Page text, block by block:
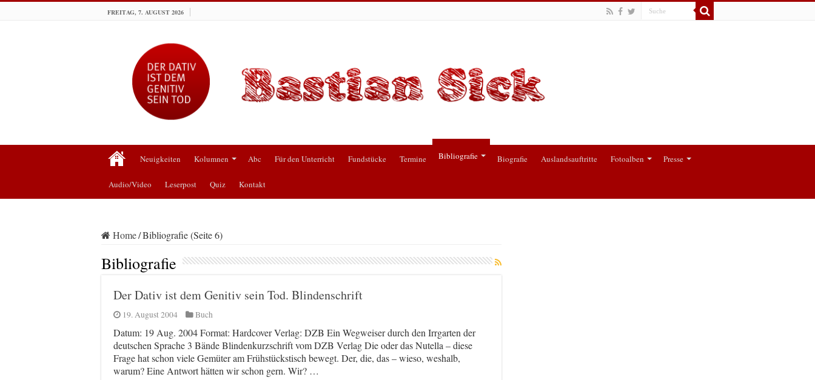
FREITAG, 7. AUGUST 2026
Neuigkeiten Kolumnen Abc Für den Unterricht Fundstücke Termine Bibliografie Biografie Auslandsauftritte Fotoalben Presse
Audio/Video Leserpost Quiz Kontakt
Home/Bibliografie (Seite 6)
Bibliografie
Der Dativ ist dem Genitiv sein Tod. Blindenschrift
19. August 2004 Buch
Datum: 19 Aug. 2004 Format: Hardcover Verlag: DZB Ein Wegweiser durch den Irrgarten der
deutschen Sprache 3 Bände Blindenkurzschrift vom DZB Verlag Die oder das Nutella – diese
Frage hat schon viele Gemüter am Frühstückstisch bewegt. Der, die, das – wieso, weshalb,
warum? Eine Antwort hätten wir schon gern. Wir? …